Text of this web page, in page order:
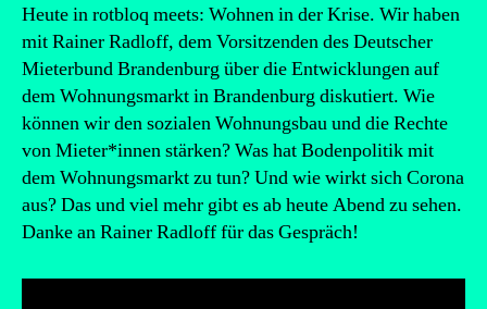
Heute in rotbloq meets: Wohnen in der Krise. Wir haben
mit Rainer Radloff, dem Vorsitzenden des Deutscher
Mieterbund Brandenburg über die Entwicklungen auf
dem Wohnungsmarkt in Brandenburg diskutiert. Wie
können wir den sozialen Wohnungsbau und die Rechte
von Mieter*innen stärken? Was hat Bodenpolitik mit
dem Wohnungsmarkt zu tun? Und wie wirkt sich Corona
aus? Das und viel mehr gibt es ab heute Abend zu sehen.
Danke an Rainer Radloff für das Gespräch!